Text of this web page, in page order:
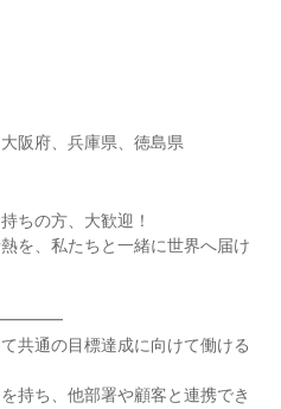
阪府、兵庫県、徳島県
ちの方、大歓迎！
を、私たちと一緒に世界へ届け
共通の目標達成に向けて働ける
持ち、他部署や顧客と連携でき